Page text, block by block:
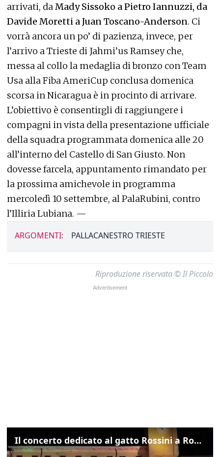
arrivati, daMady Sissoko a Pietro Iannuzzi, da
Davide Moretti a Juan Toscano-Anderson. Ci
vorrà ancora un po’ di pazienza, invece, per
l’arrivo a Trieste di Jahmi’us Ramsey che,
messa al collo la medaglia di bronzo con Team
Usa alla Fiba AmeriCup conclusa domenica
scorsa in Nicaragua è in procinto di arrivare.
L’obiettivo è consentirgli di raggiungere i
compagni in vista della presentazione ufficiale
della squadra programmata domenica alle 20
all’interno del Castello di San Giusto. Non
dovesse farcela, appuntamento rimandato per
la prossima amichevole in programma
mercoledì 10 settembre, al PalaRubini, contro
l’Illiria Lubiana. —
ARGOMENTI: PALLACANESTRO TRIESTE
Riproduzione riservata © Il Piccolo
Il concerto dedicato al gatto Rossini a Rovigo: ecco un estratto